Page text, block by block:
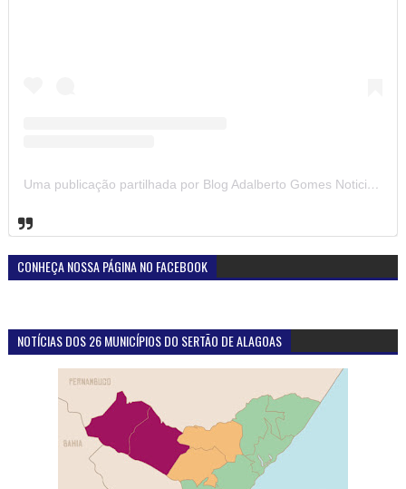
Uma publicação partilhada por Blog Adalberto Gomes Noticias (@blogadalbertogomesnoticiass)
CONHEÇA NOSSA PÁGINA NO FACEBOOK
NOTÍCIAS DOS 26 MUNICÍPIOS DO SERTÃO DE ALAGOAS